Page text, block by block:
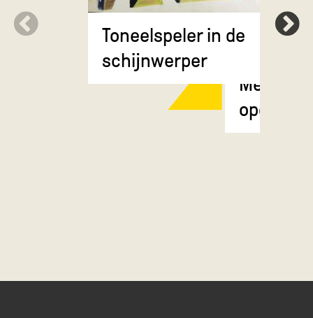
Toneelspeler in de
schijnwerper
Meisje